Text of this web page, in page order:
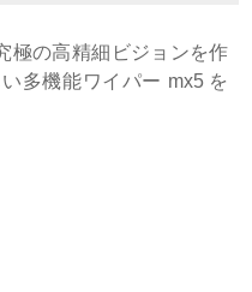
極の高精細ビジョンを作
多機能ワイパー mx5 を